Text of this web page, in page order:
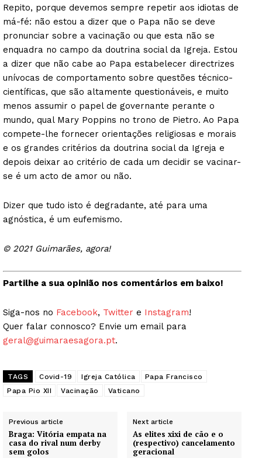
Guimarães, agora!
SUBSCREVA JÁ!
Institucional
Repito, porque devemos sempre repetir aos idiotas de
má-fé: não estou a dizer que o Papa não se deve
pronunciar sobre a vacinação ou que esta não se
enquadra no campo da doutrina social da Igreja. Estou
a dizer que não cabe ao Papa estabelecer directrizes
unívocas de comportamento sobre questões técnico-
científicas, que são altamente questionáveis, e muito
menos assumir o papel de governante perante o
mundo, qual Mary Poppins no trono de Pietro. Ao Papa
compete-lhe fornecer orientações religiosas e morais
e os grandes critérios da doutrina social da Igreja e
depois deixar ao critério de cada um decidir se vacinar-
se é um acto de amor ou não.
Dizer que tudo isto é degradante, até para uma
agnóstica, é um eufemismo.
© 2021 Guimarães, agora!
Partilhe a sua opinião nos comentários em baixo!
Siga-nos no Facebook, Twitter e Instagram!
Quer falar connosco? Envie um email para
geral@guimaraesagora.pt.
TAGS Covid-19 Igreja Católica
Papa Francisco
Papa Pio XII
Vacinação Vaticano
Previous article
Braga: Vitória empata na
casa do rival num derby
sem golos
Next article
As elites xixi de cão e o
(respectivo) cancelamento
geracional